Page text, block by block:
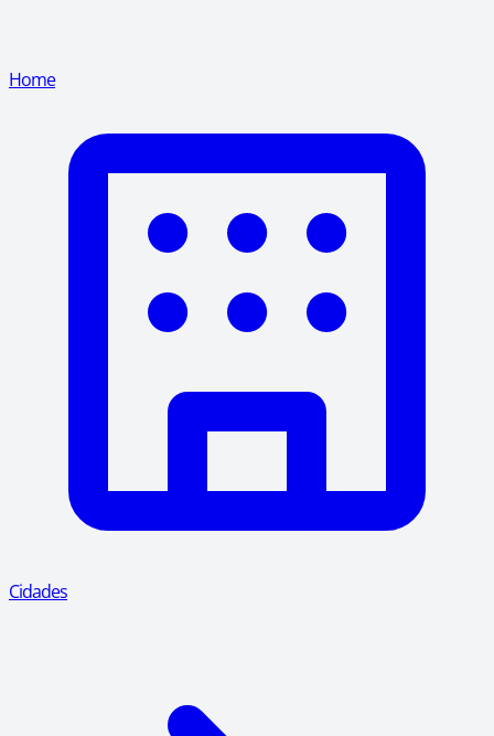
Home
Cidades